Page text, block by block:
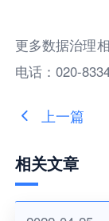
更多数据治理
电话：020-
上一篇
相关文章